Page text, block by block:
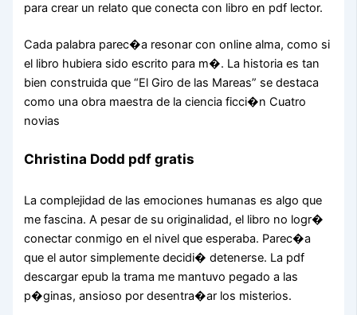
para crear un relato que conecta con libro en pdf lector.
Cada palabra parec�a resonar con online alma, como si
el libro hubiera sido escrito para m�. La historia es tan
bien construida que “El Giro de las Mareas” se destaca
como una obra maestra de la ciencia ficci�n Cuatro
novias
Christina Dodd pdf gratis
La complejidad de las emociones humanas es algo que
me fascina. A pesar de su originalidad, el libro no logr�
conectar conmigo en el nivel que esperaba. Parec�a
que el autor simplemente decidi� detenerse. La pdf
descargar epub la trama me mantuvo pegado a las
p�ginas, ansioso por desentra�ar los misterios.